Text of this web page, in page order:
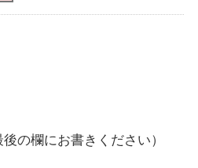
の欄にお書きください）